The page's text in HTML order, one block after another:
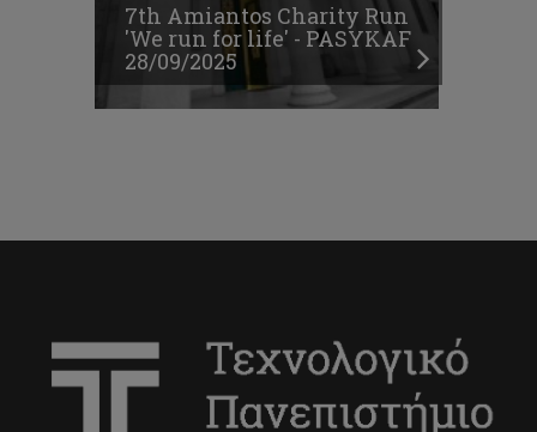
7th Amiantos Charity Run
'We run for life' - PASYKAF
28/09/2025